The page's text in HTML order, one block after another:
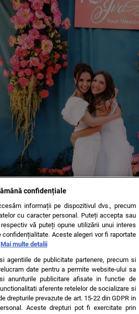
CONTACT SETĂRI COOKIES
confidențiale
informații pe dispozitivul dvs., precum
cu caracter personal. Puteți accepta sau
vă puteți opune utilizării unui interes
Aceste alegeri vor fi raportate
Mai multe detalii
agentiile de publicitate partenere, precum si
date pentru a permite website-ului sa
anunturile publicitare afisate in functie de
aferente retelelor de socializare si
drepturile prevazute de art. 15-22 din GDPR in
Aceste drepturi pot fi exercitate prin